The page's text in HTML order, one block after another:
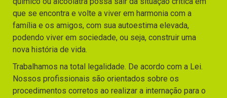
que se encontra e volte a viver em harmonia com a
família e os amigos, com sua autoestima elevada,
podendo viver em sociedade, ou seja, construir uma
nova história de vida.
Trabalhamos na total legalidade. De acordo com a Lei.
Nossos profissionais são orientados sobre os
procedimentos corretos ao realizar a internação para o